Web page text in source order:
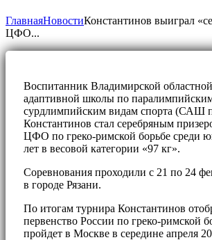
ГлавнаяНовостиКонстантинов выиграл
ЦФО...
Воспитанник Владимирской
адаптивной школы по
сурдлимпийским видам спорта
Константинов стал серебряным
ЦФО по греко-римской борьбе среди
лет в весовой категории «97 кг».
Соревнования проходили с 21 по 24
в городе Рязани.
По итогам турнира Константинов
первенство России по греко-римской
пройдет в Москве в середине апреля